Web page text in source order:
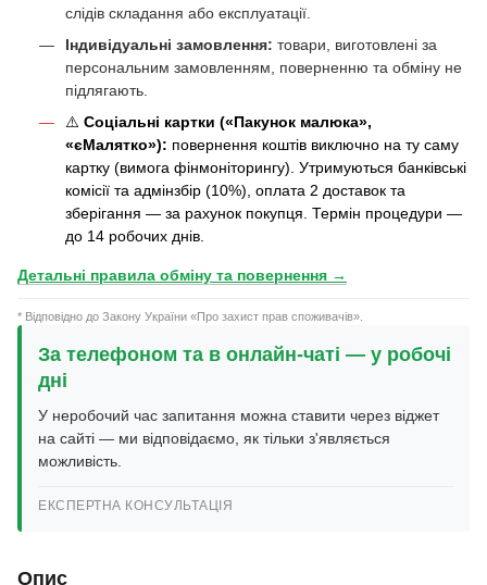
слідів складання або експлуатації.
Індивідуальні замовлення: товари, виготовлені за
персональним замовленням, поверненню та обміну не
підлягають.
⚠️ Соціальні картки («Пакунок малюка»,
«єМалятко»): повернення коштів виключно на ту саму
картку (вимога фінмоніторингу). Утримуються банківські
комісії та адмінзбір (10%), оплата 2 доставок та
зберігання — за рахунок покупця. Термін процедури —
до 14 робочих днів.
Детальні правила обміну та повернення →
* Відповідно до Закону України «Про захист прав споживачів».
За телефоном та в онлайн-чаті — у робочі
дні
У неробочий час запитання можна ставити через віджет
на сайті — ми відповідаємо, як тільки з'являється
можливість.
ЕКСПЕРТНА КОНСУЛЬТАЦІЯ
Опис